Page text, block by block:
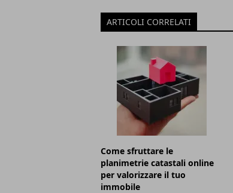
ARTICOLI CORRELATI
Come sfruttare le
planimetrie catastali online
per valorizzare il tuo
immobile